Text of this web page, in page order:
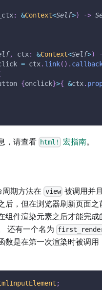
_ctx: &Context<Self>) ->
, ctx: &Context<Self>)
= ctx. link( ) .
{onclick}>{ &ctx.
，请查看 html! 宏指南。
周期方法在 view被调用并
，但在浏览器刷新页面之
组件渲染元素之后才能完成
还有一个名为
数是在第一次渲染时被调用
;